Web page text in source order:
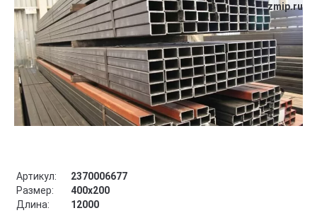
zmip.ru
Артикул:
2370006677
Размер:
400x200
Длина:
12000